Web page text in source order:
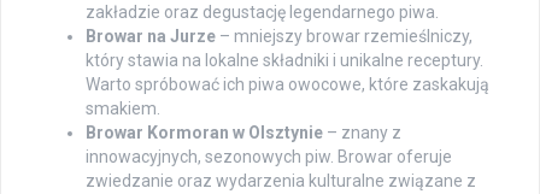
zakładzie oraz degustację legendarnego piwa.
Browar na Jurze – mniejszy browar rzemieślniczy,
który stawia na lokalne składniki i unikalne receptury.
Warto spróbować ich piwa owocowe, które zaskakują
smakiem.
Browar Kormoran w Olsztynie – znany z
innowacyjnych, sezonowych piw. Browar oferuje
zwiedzanie oraz wydarzenia kulturalne związane z